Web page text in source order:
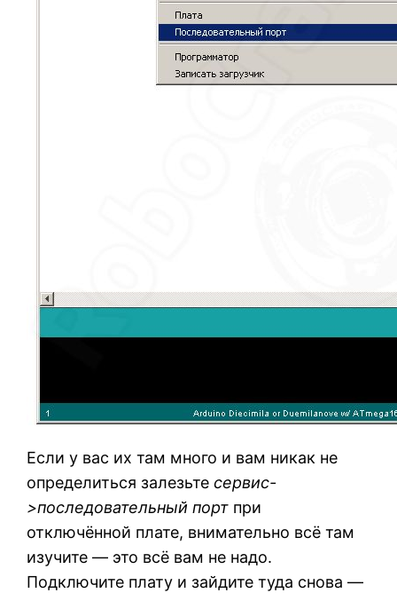
Если у вас их там много и вам никак не
определиться залезьтесервис-
>последовательный порт при
отключённой плате, внимательно всё там
изучите — это всё вам не надо.
Подключите плату и зайдите туда снова —